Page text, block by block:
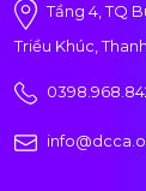
Tầng 4, TQ
Triều Khúc,